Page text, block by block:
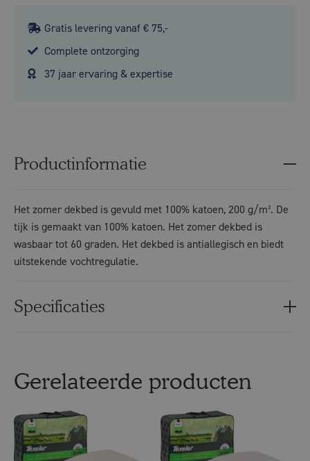
Gratis levering vanaf € 75,-
Complete ontzorging
37 jaar ervaring & expertise
Productinformatie
Het zomer dekbed is gevuld met 100% katoen, 200 g/m². De
tijk is gemaakt van 100% katoen. Het zomer dekbed is
wasbaar tot 60 graden. Het dekbed is antiallegisch en biedt
uitstekende vochtregulatie.
Specificaties
Gerelateerde producten